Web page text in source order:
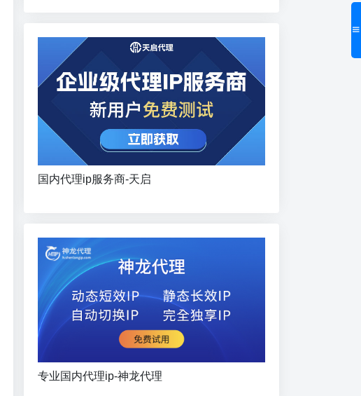
国内代理ip服务商-天启
专业国内代理ip-神龙代理